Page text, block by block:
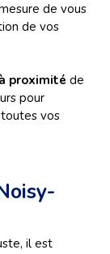
de vous
de vos
proximité de
pour
vos
il est